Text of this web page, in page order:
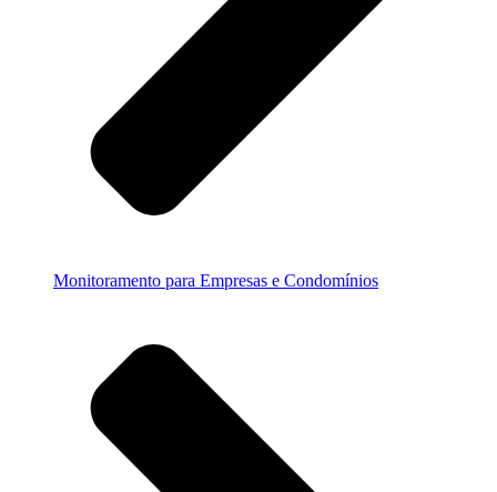
Monitoramento para Empresas e Condomínios